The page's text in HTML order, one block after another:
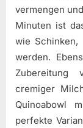
vermengen
Minuten ist
wie Schinken,
werden.
Zubereitung
cremiger
Quinoabowl
perfekte